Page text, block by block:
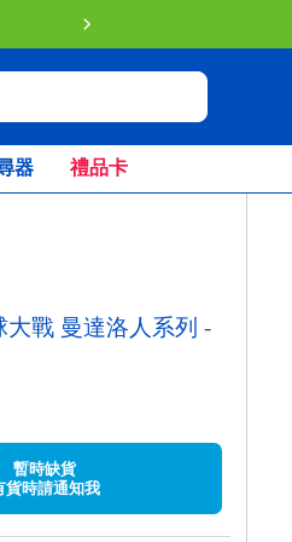
器 禮品卡
大戰 曼達洛人系列 -
暫時缺貨
貨時請通知我